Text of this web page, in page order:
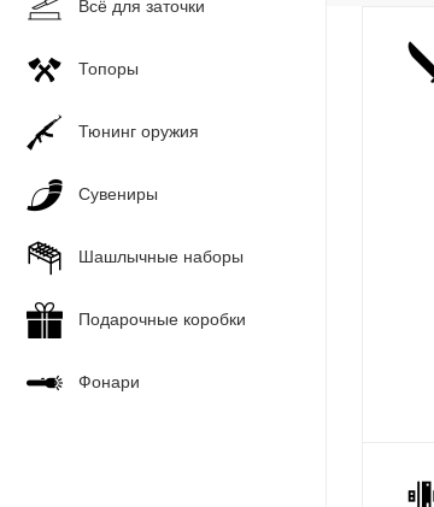
Всё для заточки
Топоры
Тюнинг оружия
Сувениры
Шашлычные наборы
Подарочные коробки
Фонари